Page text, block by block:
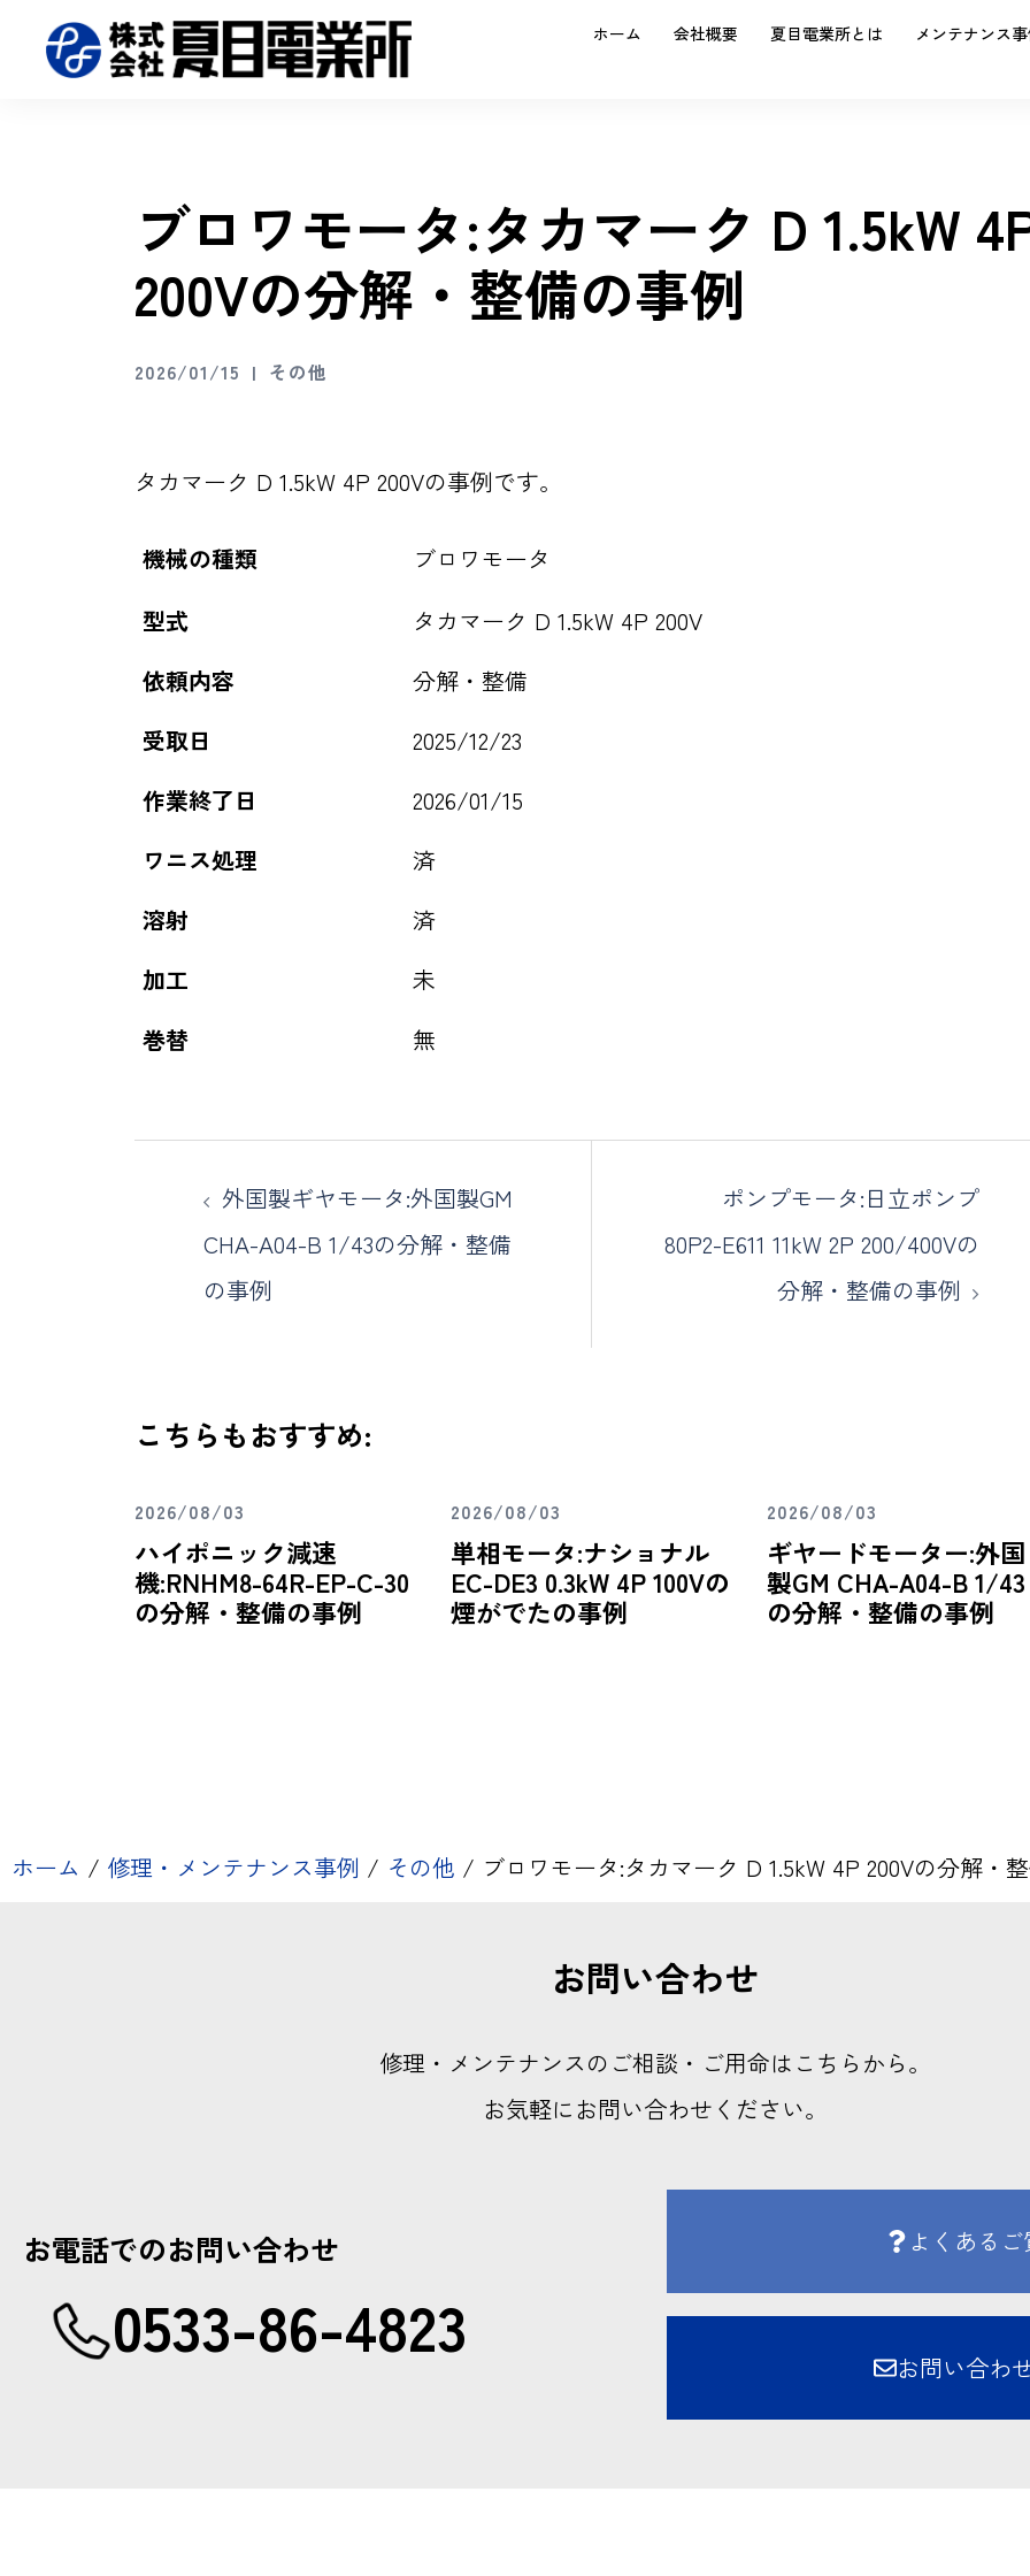
ホーム 会社概要 夏目電業所とは メンテナンス
ブロワモータ:タカマーク D 1.5kW
200Vの分解・整備の事例
2026/01/15 その他
タカマーク D 1.5kW 4P 200Vの事例です。
機械の種類
ブロワモータ
型式
タカマーク D 1.5kW 4P 200V
依頼内容
分解・整備
受取日
2025/12/23
作業終了日
2026/01/15
ワニス処理
済
溶射
済
加工
未
巻替
無
外国製ギヤモータ:外国製GM
CHA-A04-B 1/43の分解・整備
の事例
ポンプモータ:日立ポンプ
80P2-E611 11kW 2P 200/400Vの
分解・整備の事例
こちらもおすすめ:
2026/08/03
ハイポニック減速
機:RNHM8-64R-EP-C-30
の分解・整備の事例
2026/08/03
単相モータ:ナショナル
EC-DE3 0.3kW 4P 100Vの
煙がでたの事例
2026/08/03
ギヤードモーター:外国
製GM CHA-A04-B 1/43
の分解・整備の事例
ホーム / 修理・メンテナンス事例 / その他 / ブロワモータ:タカマーク D 1.5kW 4P 200Vの分解・
お問い合わせ
修理・メンテナンスのご相談・ご用命はこちらから。
お気軽にお問い合わせください。
お電話でのお問い合わせ
0533-86-4823
よくあるご
お問い合わ